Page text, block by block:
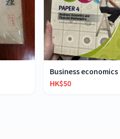
HK$50